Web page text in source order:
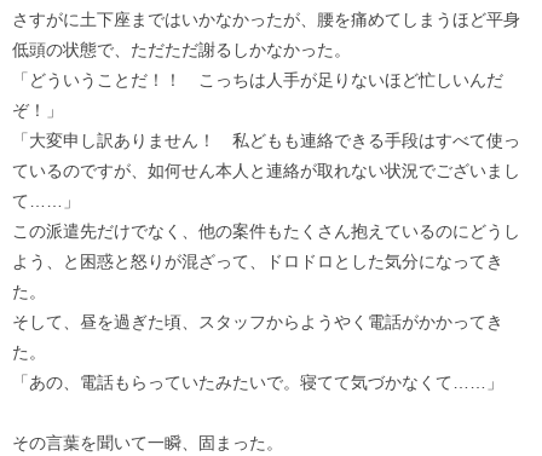
さすがに土下座まではいかなかったが、腰を痛めてしまうほど平身
低頭の状態で、ただただ謝るしかなかった。
「どういうことだ！！ こっちは人手が足りないほど忙しいんだ
ぞ！」
「大変申し訳ありません！ 私どもも連絡できる手段はすべて使っ
ているのですが、如何せん本人と連絡が取れない状況でございまし
て……」
この派遣先だけでなく、他の案件もたくさん抱えているのにどうし
よう、と困惑と怒りが混ざって、ドロドロとした気分になってき
た。
そして、昼を過ぎた頃、スタッフからようやく電話がかかってき
た。
「あの、電話もらっていたみたいで。寝てて気づかなくて……」
その言葉を聞いて一瞬、固まった。